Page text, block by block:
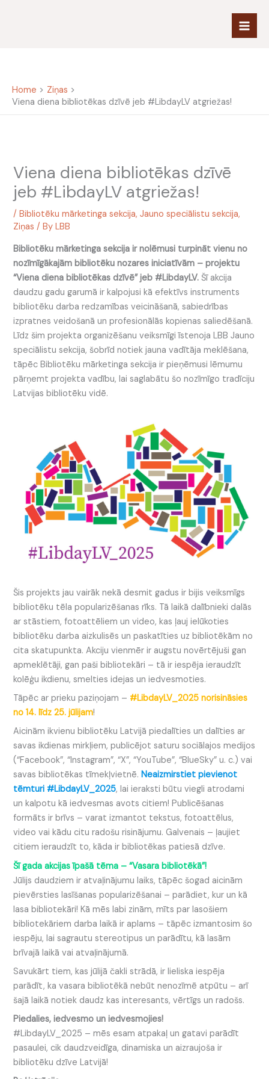
Home
Ziņas
Viena diena bibliotēkas dzīvē jeb #LibdayLV atgriežas!
Viena diena bibliotēkas dzīvē
jeb #LibdayLV atgriežas!
/Bibliotēku mārketinga sekcija,Jauno speciālistu sekcija,
Ziņas / ByLBB
Bibliotēku mārketinga sekcija ir nolēmusi turpināt vienu no
nozīmīgākajām bibliotēku nozares iniciatīvām – projektu
“Viena diena bibliotēkas dzīvē” jeb #LibdayLV. Šī akcija
daudzu gadu garumā ir kalpojusi kā efektīvs instruments
bibliotēku darba redzamības veicināšanā, sabiedrības
izpratnes veidošanā un profesionālās kopienas saliedēšanā.
Līdz šim projekta organizēšanu veiksmīgi īstenoja LBB Jauno
speciālistu sekcija, šobrīd notiek jauna vadītāja meklēšana,
tāpēc Bibliotēku mārketinga sekcija ir pieņēmusi lēmumu
pārņemt projekta vadību, lai saglabātu šo nozīmīgo tradīciju
Latvijas bibliotēku vidē.
Šis projekts jau vairāk nekā desmit gadus ir bijis veiksmīgs
bibliotēku tēla popularizēšanas rīks. Tā laikā dalībnieki dalās
ar stāstiem, fotoattēliem un video, kas ļauj ielūkoties
bibliotēku darba aizkulisēs un paskatīties uz bibliotēkām no
cita skatupunkta. Akciju vienmēr ir augstu novērtējuši gan
apmeklētāji, gan paši bibliotekāri – tā ir iespēja ieraudzīt
kolēģu ikdienu, smelties idejas un iedvesmoties.
Tāpēc ar prieku paziņojam – #LibdayLV_2025 norisināsies
no 14. līdz 25. jūlijam!
Aicinām ikvienu bibliotēku Latvijā piedalīties un dalīties ar
savas ikdienas mirkļiem, publicējot saturu sociālajos medijos
(“Facebook”, “Instagram”, “X”, “YouTube”, “BlueSky” u. c.) vai
savas bibliotēkas tīmekļvietnē.Neaizmirstiet pievienot
tēmturi #LibdayLV_2025, lai ieraksti būtu viegli atrodami
un kalpotu kā iedvesmas avots citiem! Publicēšanas
formāts ir brīvs – varat izmantot tekstus, fotoattēlus,
video vai kādu citu radošu risinājumu. Galvenais – ļaujiet
citiem ieraudzīt to, kāda ir bibliotēkas patiesā dzīve.
Šī gada akcijas īpašā tēma – “Vasara bibliotēkā”!
Jūlijs daudziem ir atvaļinājumu laiks, tāpēc šogad aicinām
pievērsties lasīšanas popularizēšanai – parādiet, kur un kā
lasa bibliotekāri! Kā mēs labi zinām, mīts par lasošiem
bibliotekāriem darba laikā ir aplams – tāpēc izmantosim šo
iespēju, lai sagrautu stereotipus un parādītu, kā lasām
brīvajā laikā vai atvaļinājumā.
Savukārt tiem, kas jūlijā čakli strādā, ir lieliska iespēja
parādīt, ka vasara bibliotēkā nebūt nenozīmē atpūtu – arī
šajā laikā notiek daudz kas interesants, vērtīgs un radošs.
Piedalies, iedvesmo un iedvesmojies!
#LibdayLV_2025 – mēs esam atpakaļ un gatavi parādīt
pasaulei, cik daudzveidīga, dinamiska un aizraujoša ir
bibliotēku dzīve Latvijā!